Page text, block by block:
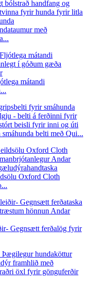
með
mátandi
belti með Qui...
Oxford Cloth
Gegnsætt ferðalög fyrir